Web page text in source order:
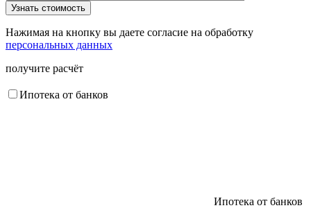
Нажимая на кнопку вы даете согласие на обработку
персональных данных
получите расчёт
Ипотека от банков
Ипотека от банков